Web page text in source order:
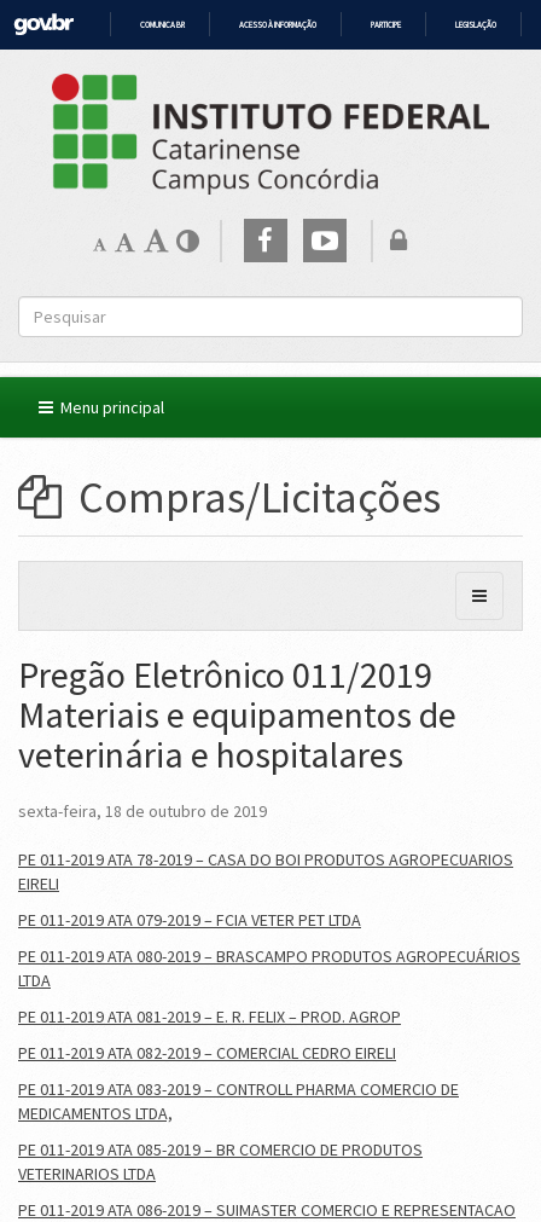
CONTEÚDO
COMUNICA BR ACESSO À INFORMAÇÃO PARTICIPE LEGISLAÇÃO
Menu principal
Compras/Licitações
Pregão Eletrônico 011/2019
Materiais e equipamentos de
veterinária e hospitalares
sexta-feira, 18 de outubro de 2019
PE 011-2019 ATA 78-2019 – CASA DO BOI PRODUTOS AGROPECUARIOS
EIRELI
PE 011-2019 ATA 079-2019 – FCIA VETER PET LTDA
PE 011-2019 ATA 080-2019 – BRASCAMPO PRODUTOS AGROPECUÁRIOS
LTDA
PE 011-2019 ATA 081-2019 – E. R. FELIX – PROD. AGROP
PE 011-2019 ATA 082-2019 – COMERCIAL CEDRO EIRELI
PE 011-2019 ATA 083-2019 – CONTROLL PHARMA COMERCIO DE
MEDICAMENTOS LTDA,
PE 011-2019 ATA 085-2019 – BR COMERCIO DE PRODUTOS
VETERINARIOS LTDA
PE 011-2019 ATA 086-2019 – SUIMASTER COMERCIO E REPRESENTACAO